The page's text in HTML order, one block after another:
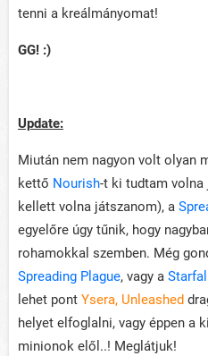
tenni a kreálmányomat!
GG! :)
Update:
Miután nem nagyon volt olyan
kettő Nourish-t ki tudtam volna
kellett volna játszanom), a
egyelőre úgy tűnik, hogy
rohamokkal szemben. Még
Spreading Plague, vagy a Starfall
lehet pont Ysera, Unleashed
helyet elfoglalni, vagy éppen a
minionok elől..! Meglátjuk!